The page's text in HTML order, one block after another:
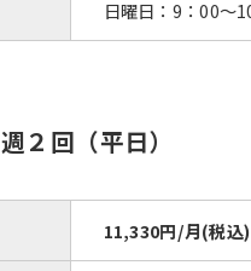
日曜日：9：00〜
２回（平日）
11,330円/月(税込)